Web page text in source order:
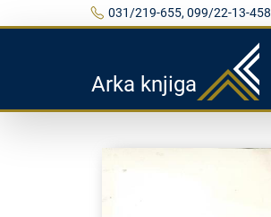
031/219-655, 099/22-13-458
Arka knjiga